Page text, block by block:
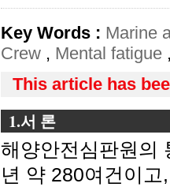
Key Words : Marine
Crew , Mental fatigue
This article has
1.서 론
해양안전심판원의
년 약 280여건이